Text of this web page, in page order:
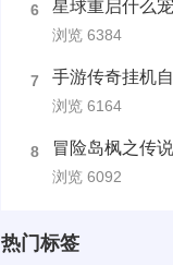
浏览 6384
浏览 6164
浏览 6092
6
7
8
热门标签